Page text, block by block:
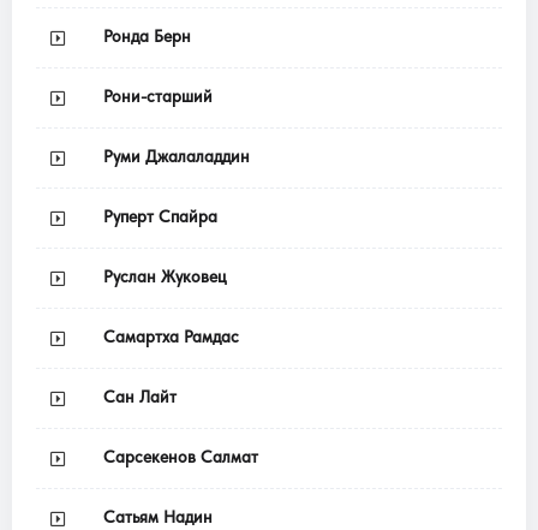
Ронда Берн
Рони-старший
Руми Джалаладдин
Руперт Спайра
Руслан Жуковец
Самартха Рамдас
Сан Лайт
Сарсекенов Салмат
Сатьям Надин